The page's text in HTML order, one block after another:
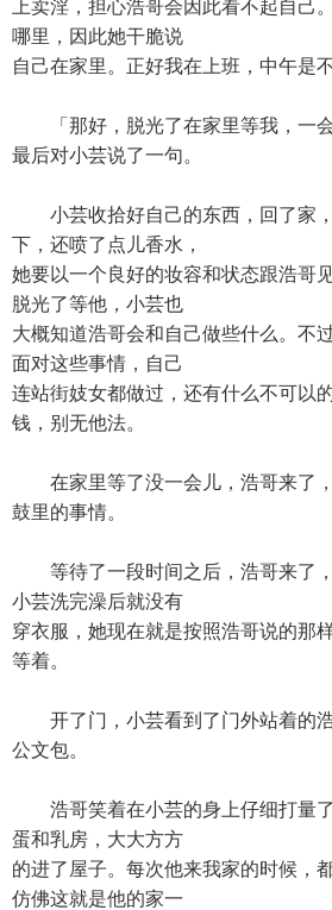
上卖淫，担心浩哥会因此看不起自己
哪里，因此她干脆说
自己在家里。正好我在上班，中午是
「那好，脱光了在家里等我，一
最后对小芸说了一句。
小芸收拾好自己的东西，回了家，
下，还喷了点儿香水，
她要以一个良好的妆容和状态跟浩哥
脱光了等他，小芸也
大概知道浩哥会和自己做些什么。不
面对这些事情，自己
连站街妓女都做过，还有什么不可以
钱，别无他法。
在家里等了没一会儿，浩哥来了，
鼓里的事情。
等待了一段时间之后，浩哥来了，
小芸洗完澡后就没有
穿衣服，她现在就是按照浩哥说的那
等着。
开了门，小芸看到了门外站着的浩
公文包。
浩哥笑着在小芸的身上仔细打量
蛋和乳房，大大方方
的进了屋子。每次他来我家的时候，
仿佛这就是他的家一